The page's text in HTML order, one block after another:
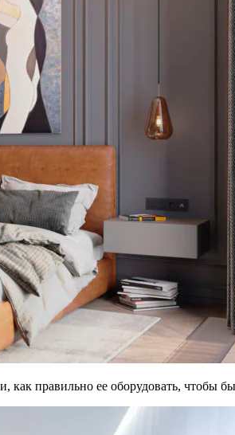
правильно ее оборудовать, чтобы